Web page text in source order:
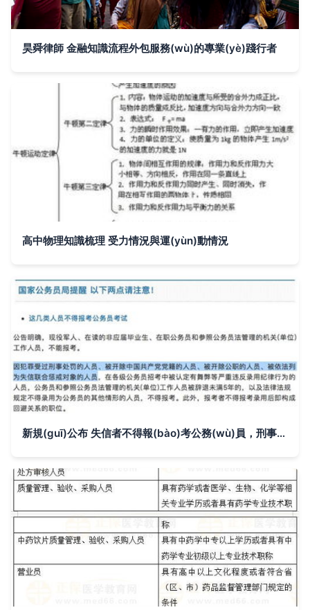
昊舜律師 金融知識流程外包服務(wù)的專業(yè)踐行者
高中物理知識梳理 受力情況與運(yùn)動情況
新規(guī)公布 失信者不得報(bào)考公務(wù)員，刑事處罰影響深遠(yuǎn)